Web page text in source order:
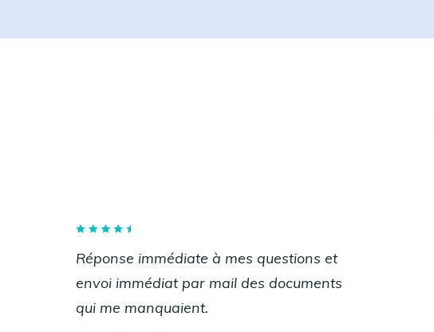
Réponse immédiate à mes questions et
envoi immédiat par mail des documents
qui me manquaient.